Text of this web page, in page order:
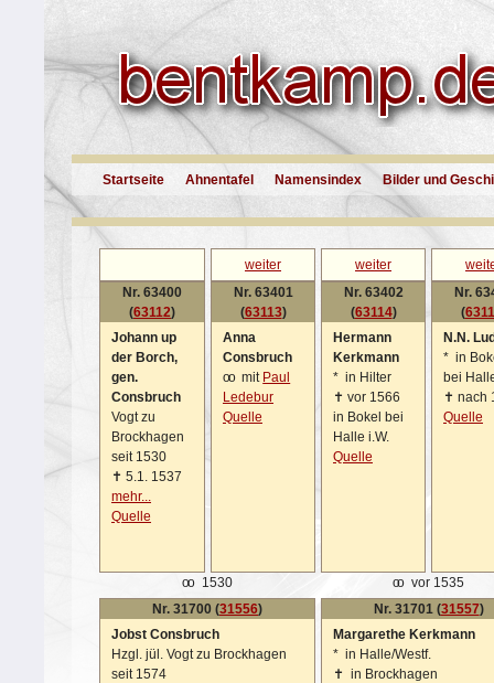
Startseite Ahnentafel Namensindex Bilder und
weiter weiter
Nr. 63400
(63112)
Johann up
der Borch,
gen.
Consbruch
Vogt zu
Brockhagen
seit 1530
✝ 5.1. 1537
mehr...
Quelle
Nr. 63401
(63113)
Anna
Consbruch
oo mit Paul
Ledebur
Quelle
Nr. 63402
(63114)
Hermann
Kerkmann
* in Hilter
✝ vor 1566
in Bokel bei
Halle i.W.
Quelle
Nr.
(
N.N.
* in
bei
✝ nach
Quelle
oo 1530 oo vor 1535
Nr. 31700 (31556)
Jobst Consbruch
Hzgl. jül. Vogt zu Brockhagen
seit 1574
Nr. 31701 (31557)
Margarethe Kerkmann
* in Halle/Westf.
✝ in Brockhagen